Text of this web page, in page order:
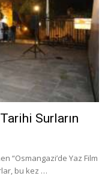
Surların
“Osmangazi’de Yaz Film
bu kez …